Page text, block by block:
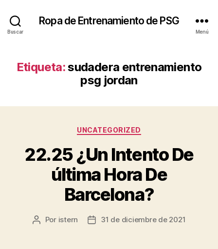
Buscar
Ropa de Entrenamiento de PSG
Menú
Etiqueta:sudadera entrenamiento
psg jordan
Categorías
UNCATEGORIZED
22.25 ¿Un Intento De
última Hora De
Barcelona?
Autor
Por istern
Fecha31 de diciembre de 2021